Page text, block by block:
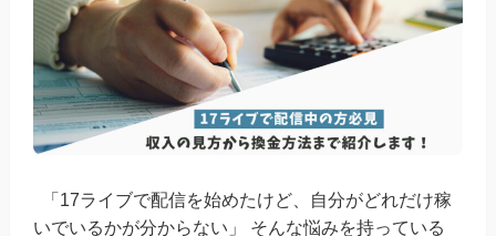
「17ライブで配信を始めたけど、自分がどれだけ稼
いでいるかが分からない」 そんな悩みを持っている